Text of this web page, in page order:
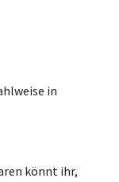
in
könnt ihr,